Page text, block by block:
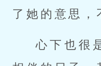
了她的意思，
心下也很